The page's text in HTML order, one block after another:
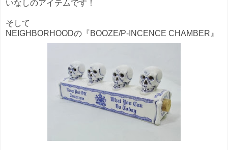
いなしのアイテムです！
そして
NEIGHBORHOODの『BOOZE/P-INCENCE CHAMBER』